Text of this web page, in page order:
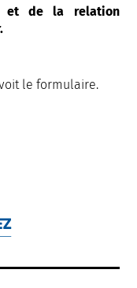
et de la relation
le formulaire.